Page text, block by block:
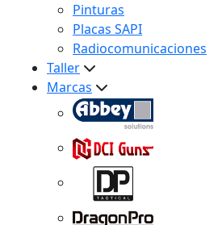
Pinturas
Placas SAPI
Radiocomunicaciones
Taller
Marcas